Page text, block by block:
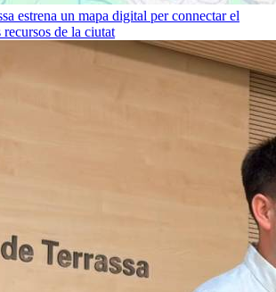
estrena un mapa digital per connectar el
de la ciutat